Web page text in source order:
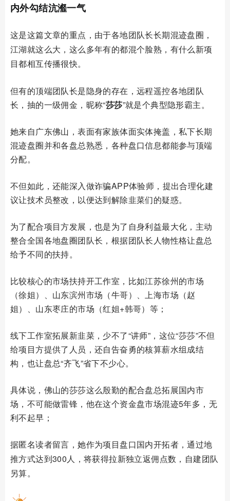
内外勾结沆瀣一气
这是这篇文章的重点，由于各地团队长长期混迹盘圈，
江湖就这么大，这么多年有的都混个脸熟，有什么新项
目都相互传播很快。
但有的顶端团队长是隐身的存在，远程遥控各地团队
长，抽的一级佣金，昵称“莎莎”就是个典型隐形霸主。
她来自广东佛山，表面有家族体面实体掩盖，私下长期
混迹盘圈并和各盘总熟悉，各种盘口信息都能参与顶端
分配。
不但如此，还能深入做诈骗APP体验师，提出合理化建
议让技术员整改，以便达到解除韭菜们的疑惑。
为了配合项目方发展，也是为了自身利益最大化，主动
整合全国各地盘圈团队长，根据团队长人物性格让盘总
给予不同的扶持。
比较核心的市场扶持开工作室，比如江苏徐州的市场
（徐姐）、山东滨州市场（牛哥）、上海市场（赵
姐）、山东枣庄的市场（红姐+韩哥）等；
线下工作室拓展新韭菜，少不了“讲师”，这位“莎莎”不但
给项目方提供了人员，还自告奋勇的核算薪水组成结
构，也让盘总“齐飞”省下不少心。
具体说，佛山的莎莎这么殷勤的配合盘总拓展国内市
场，不可能做雷锋，他在这个资金盘市场混迹5年多，无
利不起早；
据匿名读者留言，她作为项目盘口国内开拓者，通过地
推方式达到300人，将获得拉新独立返佣点数，自建团队
另算。